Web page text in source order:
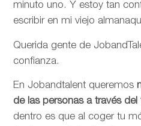
minuto uno. Y estoy tan
escribir en mi viejo
Querida gente de
confianza.
En Jobandtalent queremos
de las personas a través del
dentro es que al coger tu